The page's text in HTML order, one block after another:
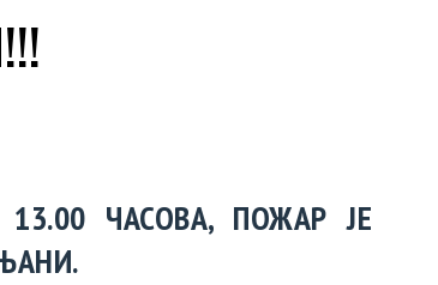
ЧАСОВА, ПОЖАР ЈЕ